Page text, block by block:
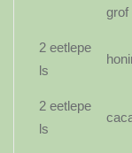
grof
2 eetlepe
ls
2 eetlepe
ls